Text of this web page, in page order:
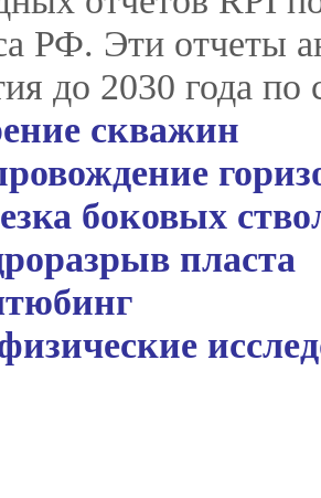
РФ. Эти отчеты
до 2030 года
скважин
боковых
пласта